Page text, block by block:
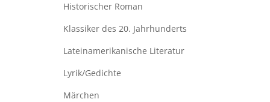
Historischer Roman
Klassiker des 20. Jahrhunderts
Lateinamerikanische Literatur
Lyrik/Gedichte
Märchen